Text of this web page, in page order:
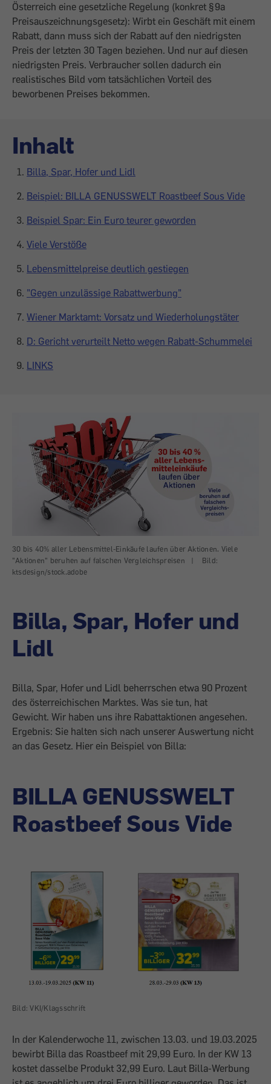
Österreich eine gesetzliche Regelung (konkret § 9a
Preisauszeichnungsgesetz): Wirbt ein Geschäft mit einem
Rabatt, dann muss sich der Rabatt auf den niedrigsten
Preis der letzten 30 Tagen beziehen. Und nur auf diesen
niedrigsten Preis. Verbraucher sollen dadurch ein
realistisches Bild vom tatsächlichen Vorteil des
beworbenen Preises bekommen.
Inhalt
Billa, Spar, Hofer und Lidl
Beispiel: BILLA GENUSSWELT Roastbeef Sous Vide
Beispiel Spar: Ein Euro teurer geworden
Viele Verstöße
Lebensmittelpreise deutlich gestiegen
"Gegen unzulässige Rabattwerbung"
Wiener Marktamt: Vorsatz und Wiederholungstäter
D: Gericht verurteilt Netto wegen Rabatt-Schummelei
LINKS
30 bis 40% aller Lebensmittel-Einkäufe laufen über Aktionen. Viele
"Aktionen" beruhen auf falschen Vergleichspreisen
|
Bild:
ktsdesign/stock.adobe
Billa, Spar, Hofer und
Lidl
Billa, Spar, Hofer und Lidl beherrschen etwa 90 Prozent
des österreichischen Marktes. Was sie tun, hat
Gewicht. Wir haben uns ihre Rabattaktionen angesehen.
Ergebnis: Sie halten sich nach unserer Auswertung nicht
an das Gesetz. Hier ein Beispiel von Billa:
BILLA GENUSSWELT
Roastbeef Sous Vide
Bild: VKI/Klagsschrift
In der Kalenderwoche 11, zwischen 13.03. und 19.03.2025
bewirbt Billa das Roastbeef mit 29,99 Euro. In der KW 13
kostet dasselbe Produkt 32,99 Euro. Laut Billa-Werbung